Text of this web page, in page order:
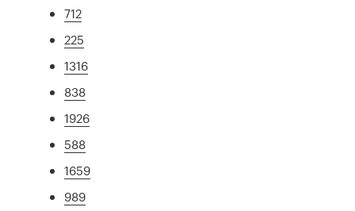
712
225
1316
838
1926
588
1659
989